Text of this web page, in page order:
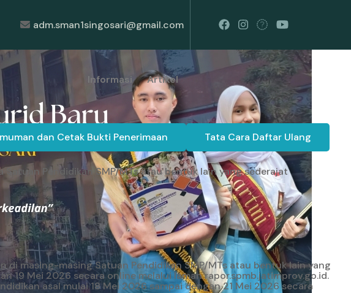
adm.sman1singosari@gmail.com
Informasi Artikel
dan Cetak Bukti Penerimaan Tata Cara Daftar Ulang
Pendidikan SMP/MTs atau bentuk lain yang sederajat
masing-masing Satuan Pendidikan SMP/MTs atau bentuk lain yang
19 Mei 2026 secara online melalui lamanrapor.spmb.jatimprov.go.id.
asal mulai 18 Mei 2026 sampai dengan 21 Mei 2026 secara